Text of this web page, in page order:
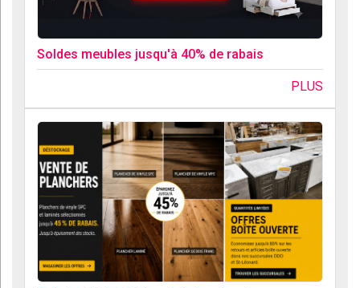
Soldes meubles jusqu'à 40% de rabais
PLUS